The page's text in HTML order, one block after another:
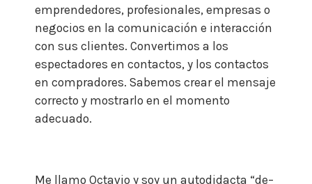
emprendedores, profesionales, empresas o
negocios en la comunicación e interacción
con sus clientes. Convertimos a los
espectadores en contactos, y los contactos
en compradores. Sabemos crear el mensaje
correcto y mostrarlo en el momento
adecuado.
Me llamo Octavio y soy un autodidacta “de–